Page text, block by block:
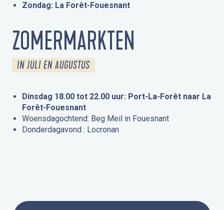
Zondag: La Forêt-Fouesnant
ZOMERMARKTEN
IN JULI EN AUGUSTUS
Dinsdag 18.00 tot 22.00 uur: Port-La-Forêt naar La
Forêt-Fouesnant
Woensdagochtend: Beg Meil in Fouesnant
Donderdagavond : Locronan